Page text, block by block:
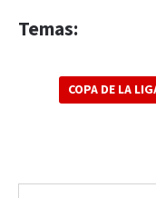
Temas:
COPA DE LA